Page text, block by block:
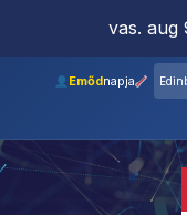
content
vas. aug
Emődnapja